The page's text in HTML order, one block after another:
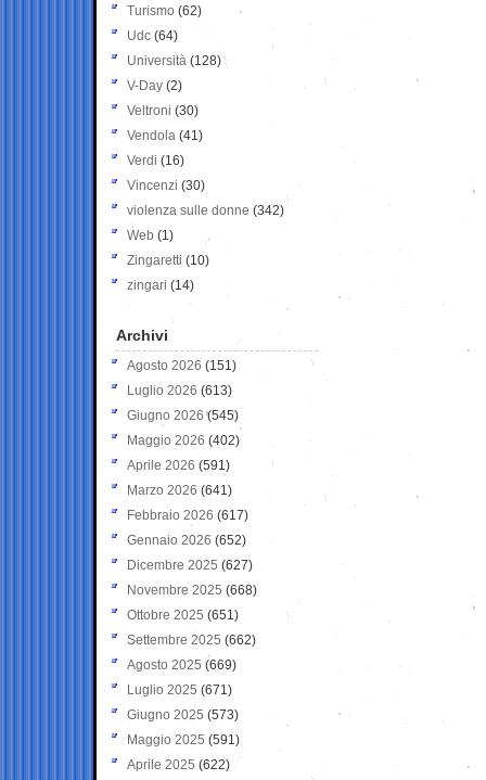
Turismo (62)
Udc (64)
Università (128)
V-Day (2)
Veltroni (30)
Vendola (41)
Verdi (16)
Vincenzi (30)
violenza sulle donne (342)
Web (1)
Zingaretti (10)
zingari (14)
Archivi
Agosto 2026 (151)
Luglio 2026 (613)
Giugno 2026 (545)
Maggio 2026 (402)
Aprile 2026 (591)
Marzo 2026 (641)
Febbraio 2026 (617)
Gennaio 2026 (652)
Dicembre 2025 (627)
Novembre 2025 (668)
Ottobre 2025 (651)
Settembre 2025 (662)
Agosto 2025 (669)
Luglio 2025 (671)
Giugno 2025 (573)
Maggio 2025 (591)
Aprile 2025 (622)